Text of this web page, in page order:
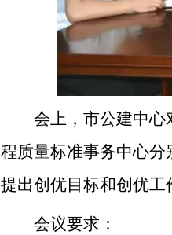
会上，市公建中心
程质量标准事务中心
提出创优目标和创优工
会议要求：